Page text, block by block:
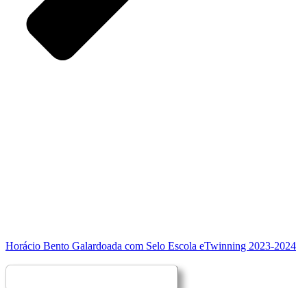
Horácio Bento Galardoada com Selo Escola eTwinning 2023-2024